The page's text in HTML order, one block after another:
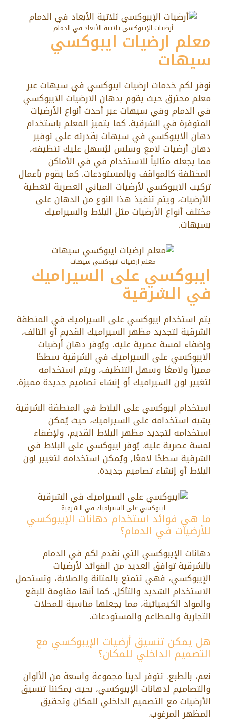
أرضيات الإيبوكسي ثلاثية الأبعاد في الدمام
معلم ارضيات ايبوكسي
سيهات
نوفر لكم خدمات ارضيات ايبوكسي في سيهات عبر
معلم محترق حيث يقوم بدهان الارضيات الايبوكسي
في الدمام وفي سيهات عبر أحدث أنواع الأرضيات
المتوفرة في الشرقية. كما يتميز المعلم باستخدام
دهان الايبوكسي في سيهات بقدرته على توفير
دهان أرضيات لامع وسلس ليُسهل عليك تنظيفه،
مما يجعله مثالياً للاستخدام في في الأماكن
المختلفة كالمواقف وبالمستودعات. كما يقوم بأعمال
تركيب الايبوكسي لأرضيات المباني العصرية لتغطية
الأرضيات، ويتم تنفيذ هذا النوع من الدهان على
مختلف أنواع الأرضيات مثل البلاط والسيراميك
بسيهات.
معلم ارضيات ايبوكسي سيهات
ايبوكسي على السيراميك
في الشرقية
يتم استخدام ايبوكسي على السيراميك في المنطقة
الشرقية لتجديد مظهر السيراميك القديم أو التالف،
وإضفاء لمسة عصرية عليه. ويُوفر دهان أرضيات
الايبوكسي على السيراميك في الشرقية سطحًا
مميزاً ولامعًا وسهل التنظيف، ويتم استخدامه
لتغيير لون السيراميك أو إنشاء تصاميم جديدة مميزة.
استخدام ايبوكسي على البلاط في المنطقة الشرقية
يشبه استخدامه على السيراميك، حيث يُمكن
استخدامه لتجديد مظهر البلاط القديم، ولإضفاء
لمسة عصرية عليه. يُوفر ايبوكسي على البلاط في
الشرقية سطحًا لامعًا, ويُمكن استخدامه لتغيير لون
البلاط أو إنشاء تصاميم جديدة.
ايبوكسي على السيراميك في الشرقية
ما هي فوائد استخدام دهانات الإيبوكسي
للأرضيات في الدمام؟
دهانات الإيبوكسي التي نقدم لكم في الدمام
بالشرقية توافق العديد من الفوائد لأرضيات
الإيبوكسي، فهي تتمتع بالمتانة والصلابة، وتستحمل
الاستخدام الشديد والتآكل. كما أنها مقاومة للبقع
والمواد الكيميائية، مما يجعلها مناسبة للمحلات
التجارية والمطاعم والمستودعات.
هل يمكن تنسيق أرضيات الإيبوكسي مع
التصميم الداخلي للمكان؟
نعم، بالطبع. تتوفر لدينا مجموعة واسعة من الألوان
والتصاميم لدهانات الإيبوكسي، بحيث يمكننا تنسيق
الأرضيات مع التصميم الداخلي للمكان وتحقيق
المظهر المرغوب.